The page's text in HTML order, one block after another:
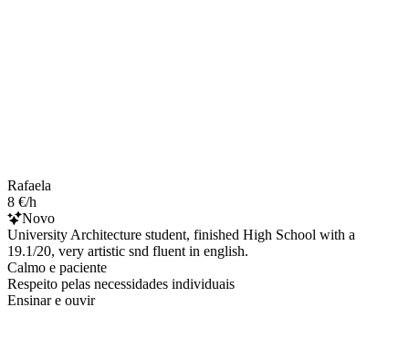
Rafaela
8 €/h
Novo
University Architecture student, finished High School with a
19.1/20, very artistic snd fluent in english.
Calmo e paciente
Respeito pelas necessidades individuais
Ensinar e ouvir